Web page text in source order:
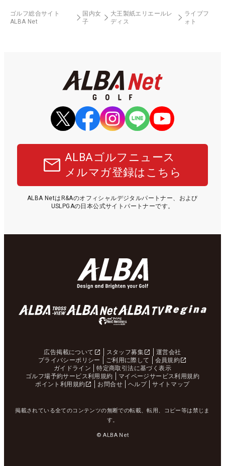
ゴルフ総合サイト
ALBA Net
国内女
子
大王製紙エリエールレ
ディス
ライブフ
ォト
ALBAゴルフニュース
メルマガ登録はこちら
ALBA NetはR&Aのオフィシャルデジタルパートナー、および
USLPGAの日本公式サイトパートナーです。
広告掲載について スタッフ募集
運営会社
プライバシーポリシー
ご利用に際して
会員規約
ガイドライン
特定商取引法に基づく表示
ゴルフ場予約サービス利用規約
マイページサービス利用規約
ポイント利用規約
お問合せ ヘルプ サイトマップ
掲載されている全てのコンテンツの無断での転載、転用、コピー等は禁じま
す。
© ALBA Net